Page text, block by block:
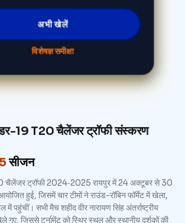
अभी खेलें
विशेषज्ञ समीक्षा
19 T20 चैलेंजर ट्रॉफी संस्करण
सीजन
चैलेंजर ट्रॉफी 2024‑2025 रायपुर में 24 अक्टूबर से 30
हुई, जिसमें चार टीमों ने राउंड-रॉबिन फॉर्मेट में खेला,
में पहुंचीं। सभी मैच शहीद वीर नारायण सिंह अंतर्राष्ट्रीय
गए, जिससे टूर्नामेंट को स्थिर स्थल और स्थानीय दर्शकों की